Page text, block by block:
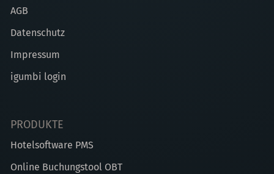
AGB
Datenschutz
Impressum
igumbi login
PRODUKTE
Hotelsoftware PMS
Online Buchungstool OBT